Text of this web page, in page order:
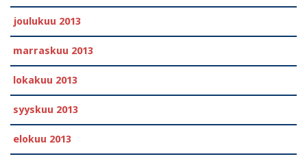
joulukuu 2013
marraskuu 2013
lokakuu 2013
syyskuu 2013
elokuu 2013